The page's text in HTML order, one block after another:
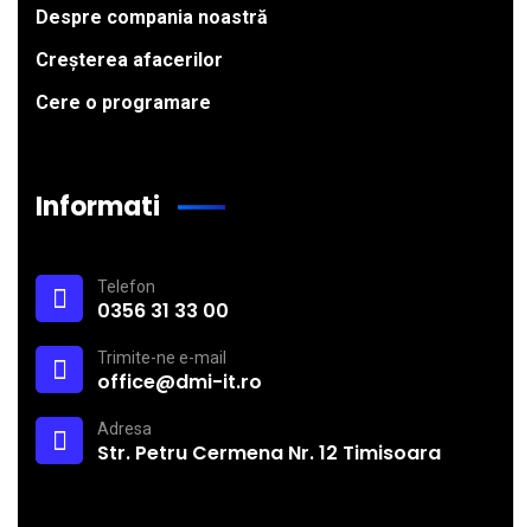
Despre compania noastră
Creșterea afacerilor
Cere o programare
Informati
Telefon
0356 31 33 00
Trimite-ne e-mail
office@dmi-it.ro
Adresa
Str. Petru Cermena Nr. 12 Timisoara